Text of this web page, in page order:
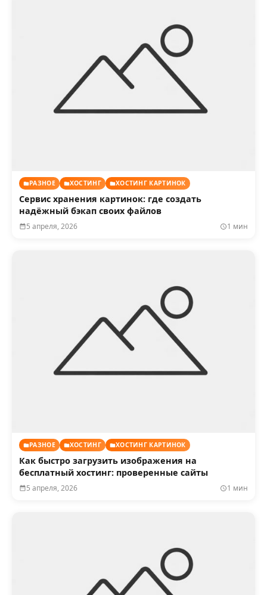
РАЗНОЕ ХОСТИНГ ХОСТИНГ КАРТИНОК
Сервис хранения картинок: где создать
надёжный бэкап своих файлов
5 апреля, 2026 1 мин
РАЗНОЕ ХОСТИНГ ХОСТИНГ КАРТИНОК
Как быстро загрузить изображения на
бесплатный хостинг: проверенные сайты
5 апреля, 2026 1 мин